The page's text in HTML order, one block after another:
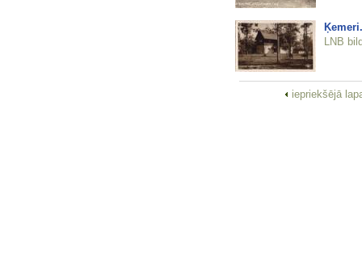
LNB
iepriekšējā